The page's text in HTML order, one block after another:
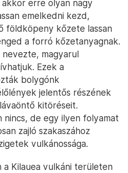
erre olyan nagy
emelkedni kezd,
földköpeny kőzete lassan
a forró kőzetanyagnak.
magyarul
Ezek a
bolygónk
jelentős részének
kitöréseit.
nincs, de egy ilyen folyamat
zajló szakaszához
vulkánossága.
Kilauea vulkáni területen